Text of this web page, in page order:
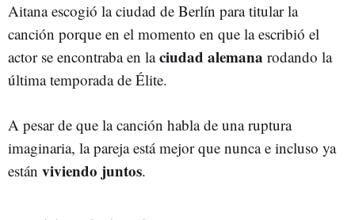
Aitana escogió la ciudad de Berlín para titular la
canción porque en el momento en que la escribió el
actor se encontraba en laciudad alemana rodando la
última temporada de Élite.
A pesar de que la canción habla de una ruptura
imaginaria, la pareja está mejor que nunca e incluso ya
están viviendo juntos.